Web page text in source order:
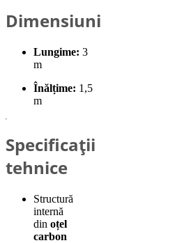
Dimensiuni
Lungime: 3
m
Înălțime: 1,5
m
Specificații
tehnice
Structură
internă
din oțel
carbon